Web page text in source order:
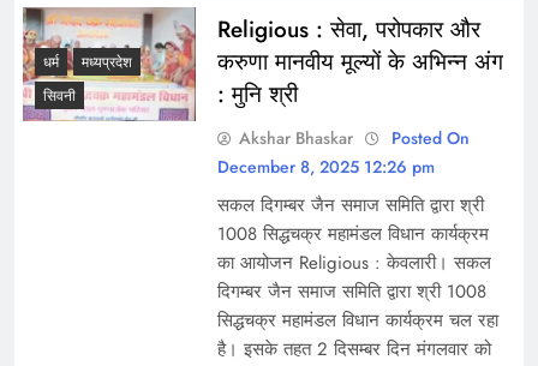
धर्म
मध्यप्रदेश
सिवनी
Religious : सेवा, परोपकार और
करुणा मानवीय मूल्यों के अभिन्न अंग
: मुनि श्री
Akshar Bhaskar
Posted On
December 8, 2025 12:26 pm
सकल दिगम्बर जैन समाज समिति द्वारा श्री
1008 सिद्धचक्र महामंडल विधान कार्यक्रम
का आयोजन Religious : केवलारी। सकल
दिगम्बर जैन समाज समिति द्वारा श्री 1008
सिद्धचक्र महामंडल विधान कार्यक्रम चल रहा
है। इसके तहत 2 दिसम्बर दिन मंगलवार को